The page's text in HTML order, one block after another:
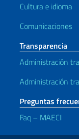
Cultura e idioma
Comunicaciones
Transparencia
Administración
Administración
Preguntas
Faq – MAECI